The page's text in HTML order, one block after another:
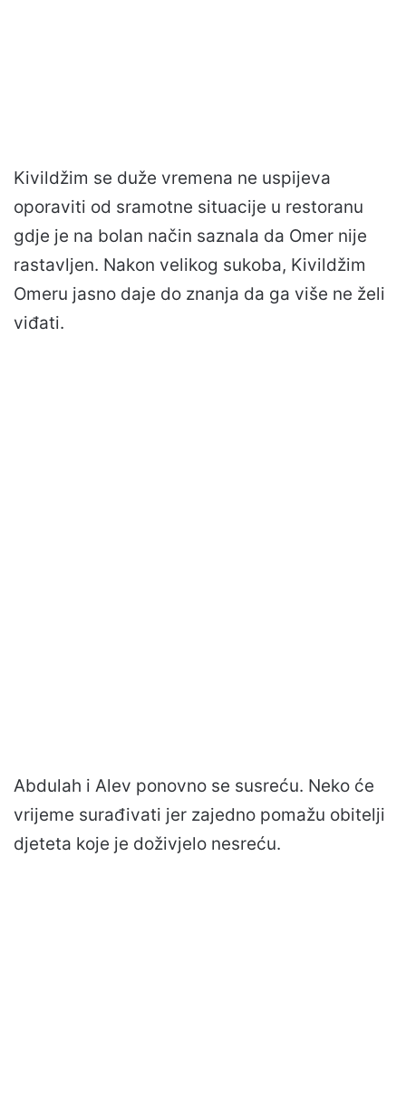
Kivildžim se duže vremena ne uspijeva
oporaviti od sramotne situacije u restoranu
gdje je na bolan način saznala da Omer nije
rastavljen. Nakon velikog sukoba, Kivildžim
Omeru jasno daje do znanja da ga više ne želi
viđati.
Abdulah i Alev ponovno se susreću. Neko će
vrijeme surađivati jer zajedno pomažu obitelji
djeteta koje je doživjelo nesreću.